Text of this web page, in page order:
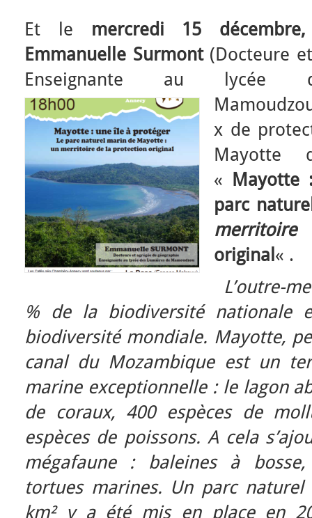
Et le mercredi 15
Emmanuelle Surmont(Docteure
Enseignante au lycée
x de
Mayotte
«
Mayotte
parc
original « .
L’outre-
% de la biodiversité
biodiversité mondiale. Mayotte,
canal du Mozambique est un
marine exceptionnelle : le lagon
de coraux, 400 espèces de
espèces de poissons. A cela
mégafaune : baleines à
tortues marines. Un parc
km² y a été mis en place en